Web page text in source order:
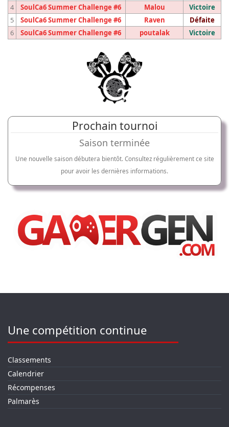
4
SoulCa6 Summer Challenge #6 Malou
Victoire
5
SoulCa6 Summer Challenge #6 Raven
Défaite
6
SoulCa6 Summer Challenge #6 poutalak Victoire
Prochain tournoi
Saison terminée
Une nouvelle saison débutera bientôt. Consultez régulièrement ce site
pour avoir les dernières informations.
Une compétition continue
Classements
Calendrier
Récompenses
Palmarès